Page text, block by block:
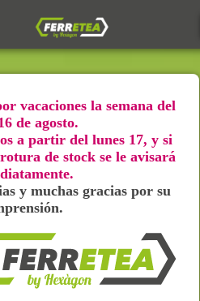
vacaciones la semana del
de agosto.
a partir del lunes 17, y si
de stock se le avisará
y muchas gracias por su